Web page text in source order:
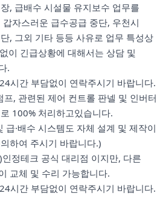
, 급배수 시설물 유지보수 업무를
자스러운 급수공급 중단, 우천시
, 그외 기타 등등 사유로 업무 특성상
이 긴급상황에 대해서는 상담 및
.
시간 부담없이 연락주시기 바랍니다.
, 관련된 제어 컨트롤 판넬 및 인버터
100% 처리하고있습니다.
급·배수 시스템도 자체 설계 및 제작이
하여 주시기 바랍니다.)
정테크 공식 대리점 이지만, 다른
교체 및 수리 가능합니다.
시간 부담없이 연락주시기 바랍니다.